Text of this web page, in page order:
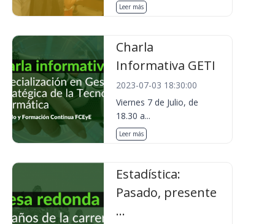
Leer más
Charla
Informativa GETI
2023-07-03 18:30:00
Viernes 7 de Julio, de
18.30 a...
Leer más
Estadística:
Pasado, presente
...